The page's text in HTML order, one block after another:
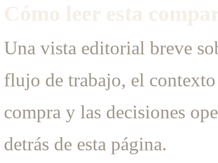
Cómo leer esta
Una vista editorial breve
flujo de trabajo, el
compra y las decisiones
detrás de esta página.